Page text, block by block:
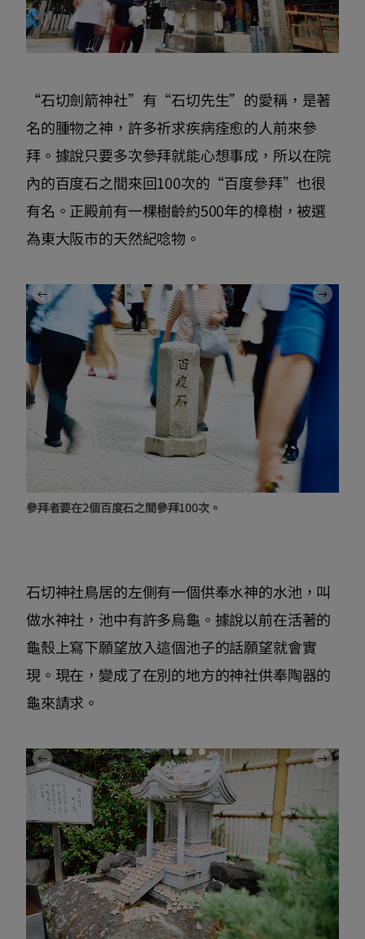
“石切劍箭神社”有“石切先生”的愛稱，是著
名的腫物之神，許多祈求疾病痊愈的人前來參
拜。據說只要多次參拜就能心想事成，所以在院
內的百度石之間來回100次的“百度參拜”也很
有名。正殿前有一棵樹齡約500年的樟樹，被選
為東大阪市的天然紀唸物。
參拜者要在2個百度石之間參拜100次。
石切神社鳥居的左側有一個供奉水神的水池，叫
做水神社，池中有許多烏龜。據說以前在活著的
龜殼上寫下願望放入這個池子的話願望就會實
現。現在，變成了在別的地方的神社供奉陶器的
龜來請求。